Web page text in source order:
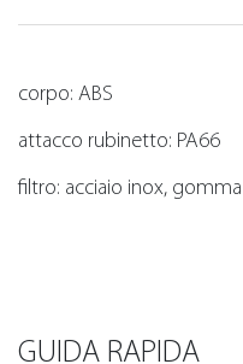
corpo: ABS
attacco rubinetto: PA66
filtro: acciaio inox, gomma
GUIDA RAPIDA